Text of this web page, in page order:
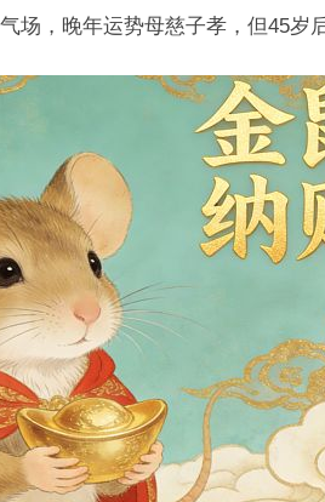
场，晚年运势母慈子孝，但45岁